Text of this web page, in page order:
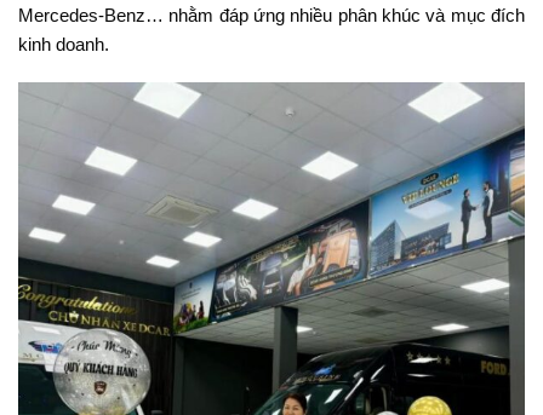
Mercedes-Benz… nhằm đáp ứng nhiều phân khúc và mục đích
kinh doanh.